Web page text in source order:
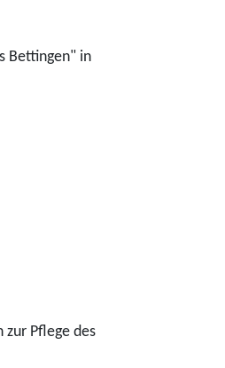
Bettingen" in
Pflege des